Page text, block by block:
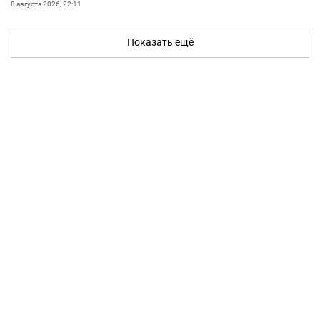
8 августа 2026, 22:11
Показать ещё